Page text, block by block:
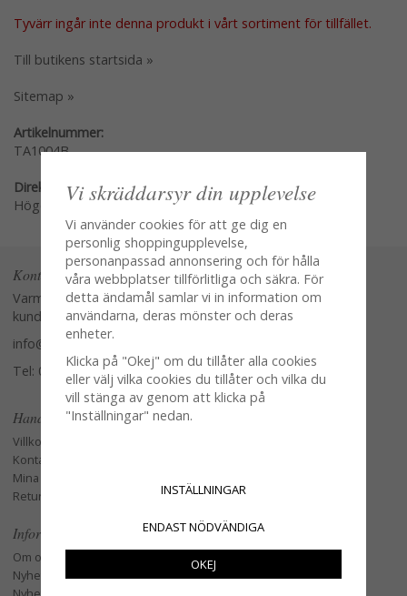
Tyvärr ingår inte denna produkt i vårt sortiment för tillfället.
Till butikens startsida »
Sitemap »
Artikelnummer:
TA1004B
Direktlänk:
Högerklicka och kopiera adressen
Kontakta oss
Varmt välkommen att kontakta vår
kundtjänst.
info@glasverandan.se
Tel: 079-3495968
Handla
Villkor
Kontakta oss
Mina favoriter
Retur och Reklamation
Information
Om oss
Nyheter
Vi skräddarsyr din upplevelse
Vi använder cookies för att ge dig en
personlig shoppingupplevelse,
personanpassad annonsering och för hålla
våra webbplatser tillförlitliga och säkra. För
detta ändamål samlar vi in information om
användarna, deras mönster och deras
enheter.
Klicka på "Okej" om du tillåter alla cookies
eller välj vilka cookies du tillåter och vilka du
vill stänga av genom att klicka på
"Inställningar" nedan.
INSTÄLLNINGAR
ENDAST NÖDVÄNDIGA
OKEJ